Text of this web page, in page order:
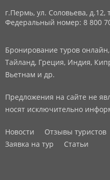
г.Пермь, ул. Соловьева, д.12,
Федеральный номер: 8 800
Бронирование туров
Тайланд, Греция, Индия,
Вьетнам и др.
Предложения на сайте не
носят исключительно
Новости Отзывы туристов
Заявка на тур
Статьи